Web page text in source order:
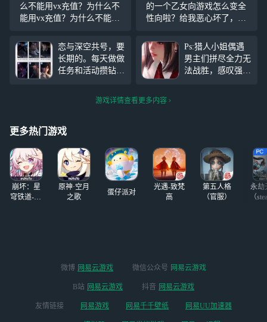
么不能用vx充值？为什么不
能用vx充值？为什么不能用v
值？为什么不能用vx充值？
为什么不能用vx充值？为什
么不能用微vx充值？为什么
不能用vz充值？
的一个乙女向游戏怎么变全
性向啦？给我恶心坏了，我
这一个称呼后我感觉我好像
看到了我太奶在向我招手。
恋与深空共号，要
长期的。每天做做
任务和活动攒钻就
攒，钻、改名卡、
月辉和两个四星卡
都可以
Ps:猎人小姐偶遇
男主们拼尽全力无
法战胜，感叹强者
还请各位夫人轻
喷） Pps:黎医生时
间线代入“企鹅认
成
游戏详情查看更多内容
更多热门游戏
崩坏：星
穹铁道-4.4
原神·空月
之歌
蛋仔派对
光遇-致梵
高
第五人格
（官服）
永劫
（
微博 网易云游戏 微信公众号 网易云游戏
B站 网易云游戏 抖音 网易云游戏
友情链接 网易游戏 网易千千壁纸 网易UU加速器